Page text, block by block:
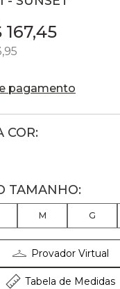
167,45
,95
pagamento
M G
Provador Virtual
Tabela de Medidas